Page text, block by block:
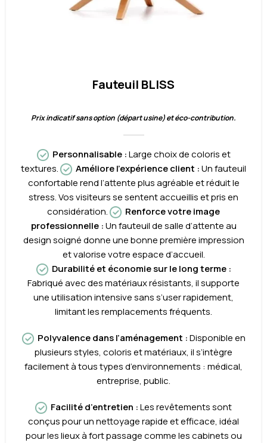
Fauteuil BLISS
Prix indicatif sans option (départ usine) et éco-contribution.
Personnalisable:Large choix de coloris et
textures.
Améliore l’expérience client :Un fauteuil
confortable rend l’attente plus agréable et réduit le
stress. Vos visiteurs se sentent accueillis et pris en
considération.
Renforce votre image
professionnelle :Un fauteuil de salle d’attente au
design soigné donne une bonne première impression
et valorise votre espace d’accueil.
Durabilité et économie sur le long terme :
Fabriqué avec des matériaux résistants, il supporte
une utilisation intensive sans s’user rapidement,
limitant les remplacements fréquents.
Polyvalence dans l’aménagement :Disponible en
plusieurs styles, coloris et matériaux, il s’intègre
facilement à tous types d’environnements : médical,
entreprise, public.
Facilité d’entretien :Les revêtements sont
conçus pour un nettoyage rapide et efficace, idéal
pour les lieux à fort passage comme les cabinets ou